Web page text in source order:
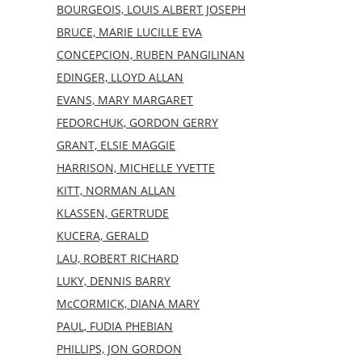
BOURGEOIS, LOUIS ALBERT JOSEPH
BRUCE, MARIE LUCILLE EVA
CONCEPCION, RUBEN PANGILINAN
EDINGER, LLOYD ALLAN
EVANS, MARY MARGARET
FEDORCHUK, GORDON GERRY
GRANT, ELSIE MAGGIE
HARRISON, MICHELLE YVETTE
KITT, NORMAN ALLAN
KLASSEN, GERTRUDE
KUCERA, GERALD
LAU, ROBERT RICHARD
LUKY, DENNIS BARRY
McCORMICK, DIANA MARY
PAUL, FUDIA PHEBIAN
PHILLIPS, JON GORDON